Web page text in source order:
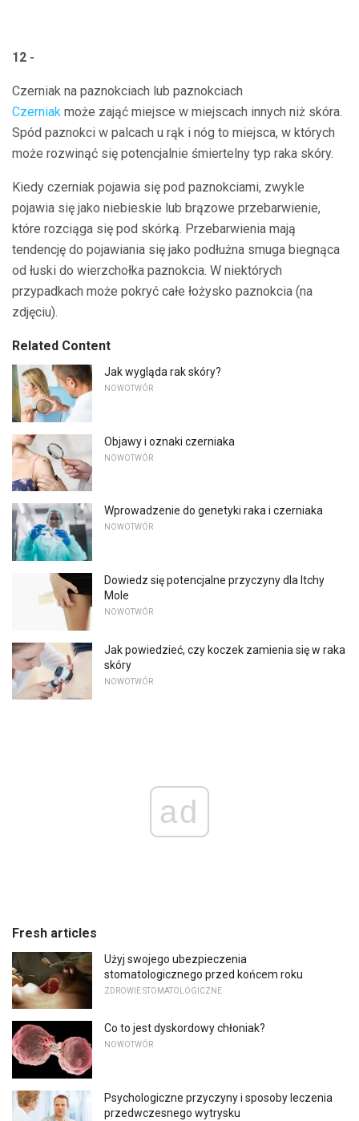
12 -
Czerniak na paznokciach lub paznokciach
Czerniak może zająć miejsce w miejscach innych niż skóra.
Spód paznokci w palcach u rąk i nóg to miejsca, w których
może rozwinąć się potencjalnie śmiertelny typ raka skóry.
Kiedy czerniak pojawia się pod paznokciami, zwykle
pojawia się jako niebieskie lub brązowe przebarwienie,
które rozciąga się pod skórką. Przebarwienia mają
tendencję do pojawiania się jako podłużna smuga biegnąca
od łuski do wierzchołka paznokcia. W niektórych
przypadkach może pokryć całe łożysko paznokcia (na
zdjęciu).
Related Content
Jak wygląda rak skóry?
NOWOTWÓR
Objawy i oznaki czerniaka
NOWOTWÓR
Wprowadzenie do genetyki raka i czerniaka
NOWOTWÓR
Dowiedz się potencjalne przyczyny dla Itchy
Mole
NOWOTWÓR
Jak powiedzieć, czy koczek zamienia się w raka
skóry
NOWOTWÓR
ad
Fresh articles
Użyj swojego ubezpieczenia
stomatologicznego przed końcem roku
ZDROWIE STOMATOLOGICZNE
Co to jest dyskordowy chłoniak?
NOWOTWÓR
Psychologiczne przyczyny i sposoby leczenia
przedwczesnego wytrysku